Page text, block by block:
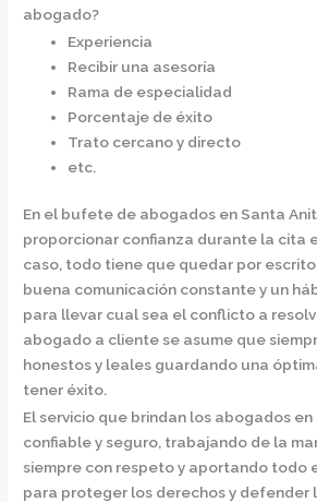
abogado?
Experiencia
Recibir una asesoría
Rama de especialidad
Porcentaje de éxito
Trato cercano y directo
etc.
En el bufete de abogados en Santa
proporcionar confianza durante la cita
caso, todo tiene que quedar por
buena comunicación constante y un
para llevar cual sea el conflicto a
abogado a cliente se asume que
honestos y leales guardando una
tener éxito.
El servicio que brindan los abogados en
confiable y seguro, trabajando de la
siempre con respeto y aportando todo
para proteger los derechos y defender